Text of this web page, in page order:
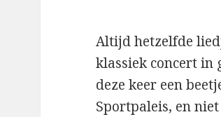
Altijd hetzelfde
klassiek concert in
deze keer een
Sportpaleis, en